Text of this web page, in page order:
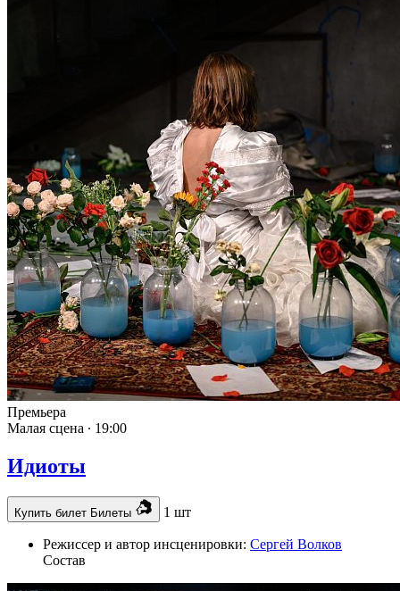
Премьера
Малая сцена ∙ 19:00
Идиоты
Купить билет Билеты 1 шт
Режиссер и автор инсценировки: Сергей Волков
Состав